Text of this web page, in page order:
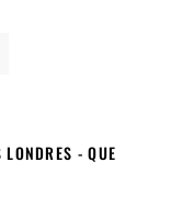
- QUE